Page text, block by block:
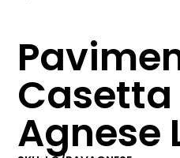
Casetta
Agnese